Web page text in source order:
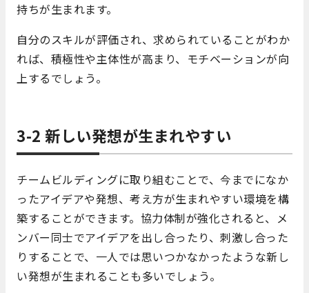
持ちが生まれます。
自分のスキルが評価され、求められていることがわか
れば、積極性や主体性が高まり、モチベーションが向
上するでしょう。
3-2 新しい発想が生まれやすい
チームビルディングに取り組むことで、今までになか
ったアイデアや発想、考え方が生まれやすい環境を構
築することができます。協力体制が強化されると、メ
ンバー同士でアイデアを出し合ったり、刺激し合った
りすることで、一人では思いつかなかったような新し
い発想が生まれることも多いでしょう。